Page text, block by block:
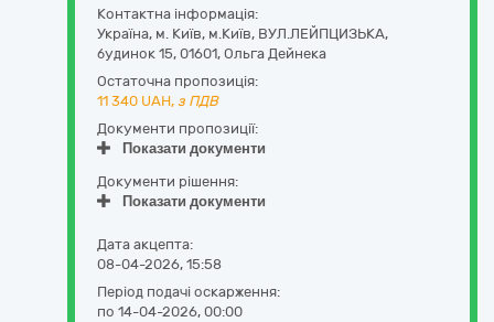
Контактна інформація:
Україна, м. Київ, м.Київ, ВУЛ.ЛЕЙПЦИЗЬКА,
будинок 15, 01601, Ольга Дейнека
Остаточна пропозиція:
11 340 UAH, з ПДВ
Документи пропозиції:
Показати документи
Документи рішення:
Показати документи
Дата акцепта:
08-04-2026, 15:58
Період подачі оскарження:
по 14-04-2026, 00:00